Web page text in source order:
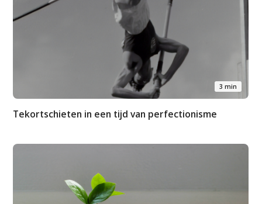
Studium Generale
Home
Agenda
Video
3 min
Tekortschieten in een tijd van perfectionisme